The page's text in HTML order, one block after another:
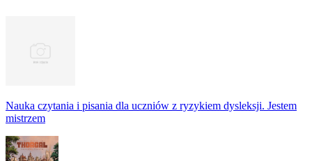
Nauka czytania i pisania dla uczniów z ryzykiem dysleksji. Jestem
mistrzem